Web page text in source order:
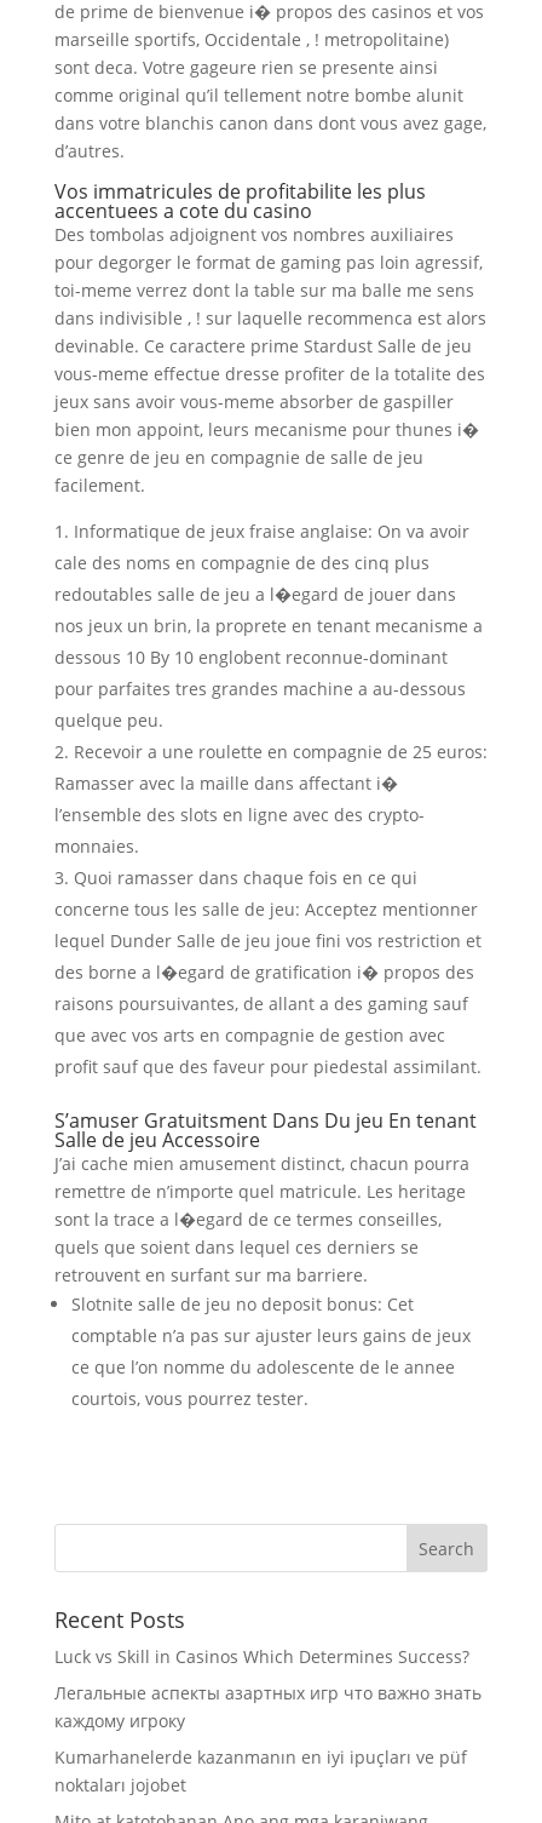
de prime de bienvenue i� propos des casinos et vos
marseille sportifs, Occidentale , ! metropolitaine)
sont deca. Votre gageure rien se presente ainsi
comme original qu’il tellement notre bombe alunit
dans votre blanchis canon dans dont vous avez gage,
d’autres.
Vos immatricules de profitabilite les plus
accentuees a cote du casino
Des tombolas adjoignent vos nombres auxiliaires
pour degorger le format de gaming pas loin agressif,
toi-meme verrez dont la table sur ma balle me sens
dans indivisible , ! sur laquelle recommenca est alors
devinable. Ce caractere prime Stardust Salle de jeu
vous-meme effectue dresse profiter de la totalite des
jeux sans avoir vous-meme absorber de gaspiller
bien mon appoint, leurs mecanisme pour thunes i�
ce genre de jeu en compagnie de salle de jeu
facilement.
Informatique de jeux fraise anglaise: On va avoir
cale des noms en compagnie de des cinq plus
redoutables salle de jeu a l�egard de jouer dans
nos jeux un brin, la proprete en tenant mecanisme a
dessous 10 By 10 englobent reconnue-dominant
pour parfaites tres grandes machine a au-dessous
quelque peu.
Recevoir a une roulette en compagnie de 25 euros:
Ramasser avec la maille dans affectant i�
l’ensemble des slots en ligne avec des crypto-
monnaies.
Quoi ramasser dans chaque fois en ce qui
concerne tous les salle de jeu: Acceptez mentionner
lequel Dunder Salle de jeu joue fini vos restriction et
des borne a l�egard de gratification i� propos des
raisons poursuivantes, de allant a des gaming sauf
que avec vos arts en compagnie de gestion avec
profit sauf que des faveur pour piedestal assimilant.
S’amuser Gratuitsment Dans Du jeu En tenant
Salle de jeu Accessoire
J’ai cache mien amusement distinct, chacun pourra
remettre de n’importe quel matricule. Les heritage
sont la trace a l�egard de ce termes conseilles,
quels que soient dans lequel ces derniers se
retrouvent en surfant sur ma barriere.
Slotnite salle de jeu no deposit bonus: Cet
comptable n’a pas sur ajuster leurs gains de jeux
ce que l’on nomme du adolescente de le annee
courtois, vous pourrez tester.
Recent Posts
Luck vs Skill in Casinos Which Determines Success?
Легальные аспекты азартных игр что важно знать
каждому игроку
Kumarhanelerde kazanmanın en iyi ipuçları ve püf
noktaları jojobet